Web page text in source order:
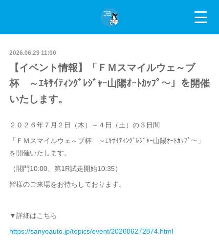
2026.06.29 11:00
【イベント情報】「ＦＭスマイルウェ～ブ
杯 ～ｴｷｻｲﾃｨﾝｸﾞﾚｼﾞｬｰ山陽ｵｰﾄｶｯﾌﾟ～」を開催
いたします。
２０２６年７月２日（木）～４日（土）の３日間
「ＦＭスマイルウェ～ブ杯 ～ｴｷｻｲﾃｨﾝｸﾞﾚｼﾞｬｰ山陽ｵｰﾄｶｯﾌﾟ～」
を開催いたします。
（開門10:00、第1R試走開始10:35）
皆様のご来場をお待ちしております。
▼詳細はこちら
https://sanyoauto.jp/topics/event/202606272874.html